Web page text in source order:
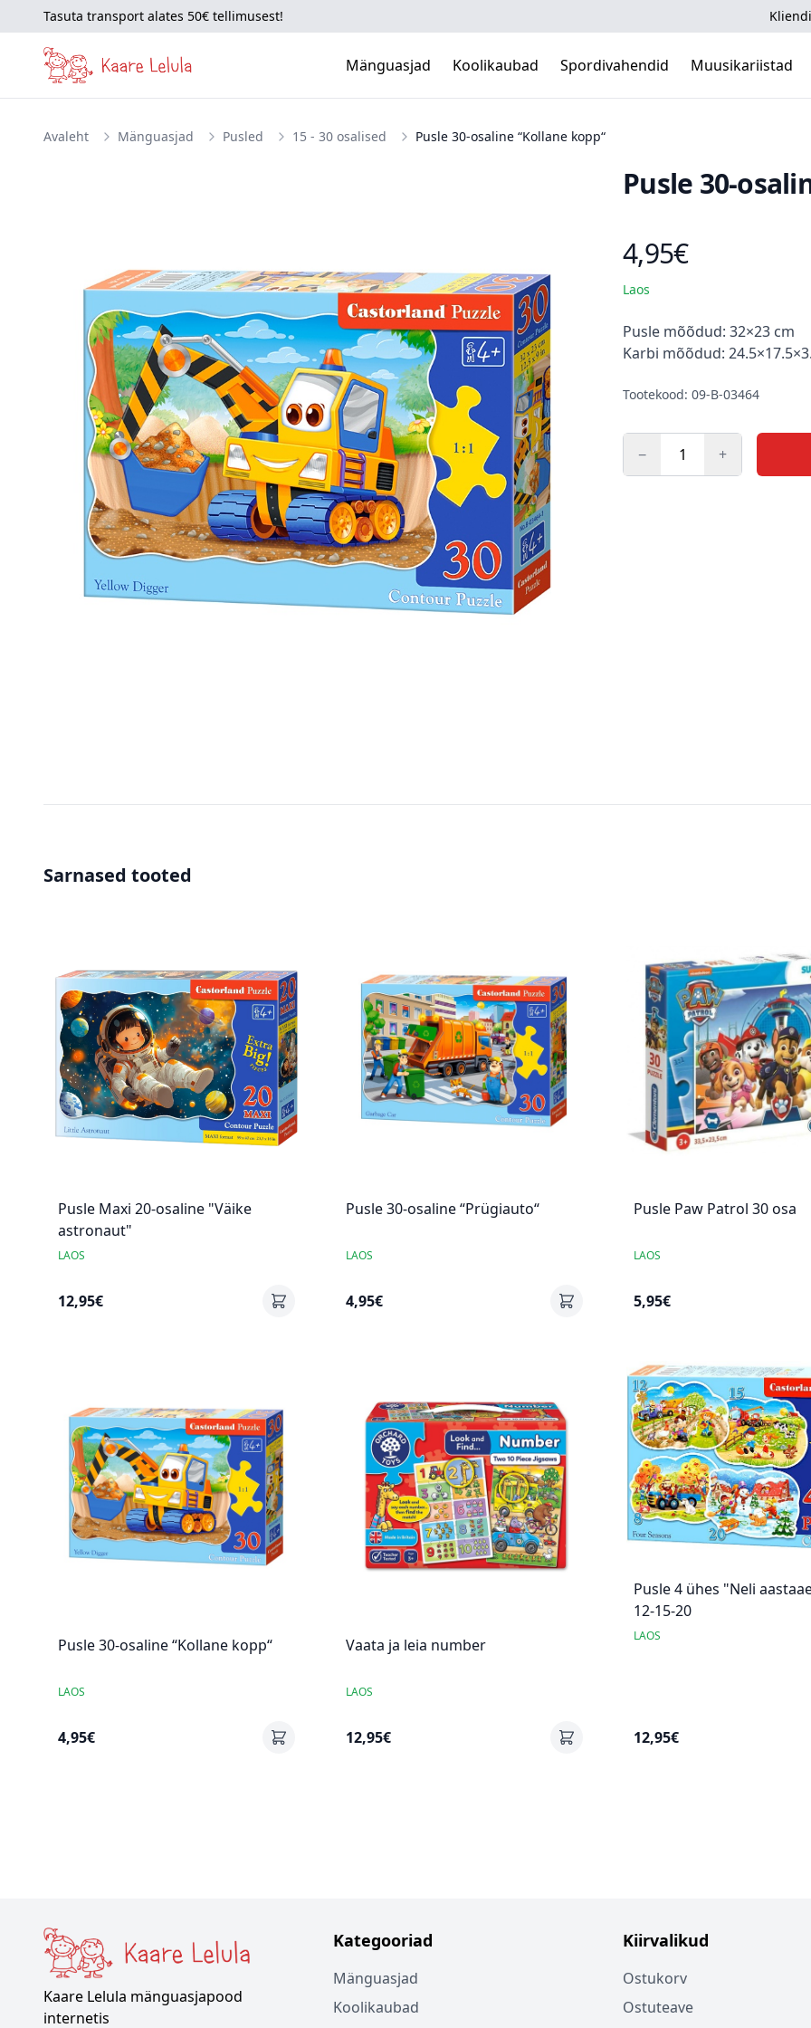
Tasuta transport alates 50€ tellimusest!
Mänguasjad Koolikaubad Spordivahendid Muusikariistad
Avaleht Mänguasjad Pusled 15 - 30 osalised Pusle 30-osaline “Kollane kopp“
Pusle 30-
Toote hind
4,95€
Laos
Kirjeldus
Pusle mõõdud: 32×23 cm
Karbi mõõdud:
Tootekood: 09-B-03464
− +
Sarnased tooted
Pusle Maxi 20-osaline "Väike
astronaut"
LAOS
12,95€
Pusle 30-osaline “Prügiauto“
LAOS
4,95€
Pusle Paw Patrol 30 osa
LAOS
5,95€
Pusle 30-osaline “Kollane kopp“
LAOS
4,95€
Vaata ja leia number
LAOS
12,95€
Pusle 4 ühes "Neli
12-15-20
LAOS
12,95€
Kaare Lelula mänguasjapood
internetis
Kategooriad
Mänguasjad
Koolikaubad
Kiirvalikud
Ostukorv
Ostuteave